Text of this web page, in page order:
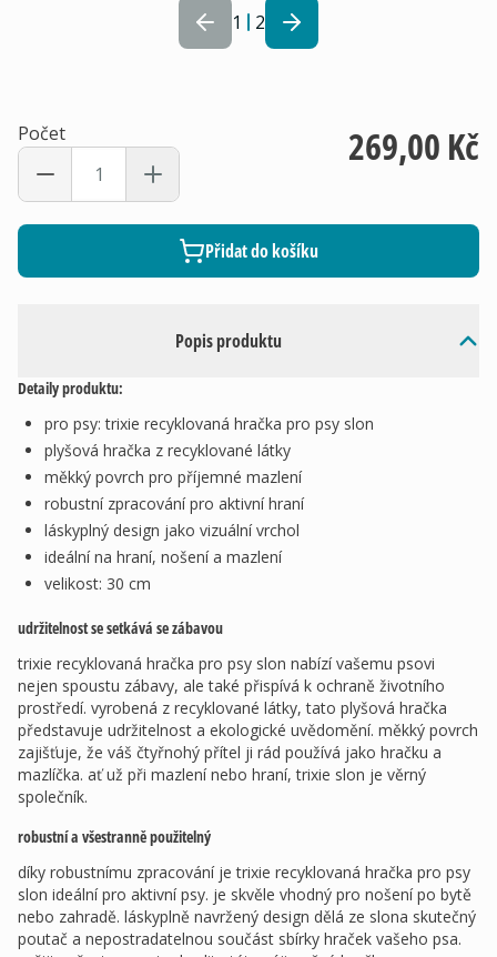
1 2
Popis produktu
Detaily produktu:
pro psy: trixie recyklovaná hračka pro psy slon
plyšová hračka z recyklované látky
měkký povrch pro příjemné mazlení
robustní zpracování pro aktivní hraní
láskyplný design jako vizuální vrchol
ideální na hraní, nošení a mazlení
velikost: 30 cm
udržitelnost se setkává se zábavou
trixie recyklovaná hračka pro psy slon nabízí vašemu psovi
nejen spoustu zábavy, ale také přispívá k ochraně životního
prostředí. vyrobená z recyklované látky, tato plyšová hračka
představuje udržitelnost a ekologické uvědomění. měkký povrch
zajišťuje, že váš čtyřnohý přítel ji rád používá jako hračku a
mazlíčka. ať už při mazlení nebo hraní, trixie slon je věrný
společník.
robustní a všestranně použitelný
díky robustnímu zpracování je trixie recyklovaná hračka pro psy
slon ideální pro aktivní psy. je skvěle vhodný pro nošení po bytě
nebo zahradě. láskyplně navržený design dělá ze slona skutečný
poutač a nepostradatelnou součást sbírky hraček vašeho psa.
Počet 269,00 Kč
Přidat do košíku